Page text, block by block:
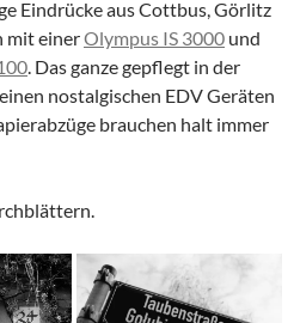
Eindrücke aus Cottbus, Görlitz
mit einerOlympus IS 3000 und
. Das ganze gepflegt in der
nostalgischen EDV Geräten
brauchen halt immer